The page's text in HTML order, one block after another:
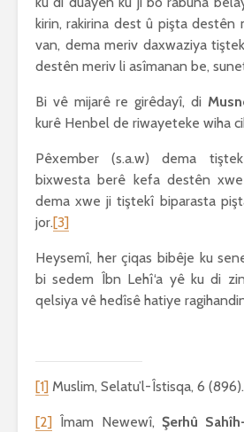
kirin, rakirina dest û pişta destên
van, dema meriv daxwaziya
destên meriv li asîmanan be,
Bi vê mijarê re girêdayî, di
kurê Henbel de riwayeteke wiha
Pêxember (s.a.w) dema
bixwesta berê kefa destên
dema xwe ji tiştekî biparasta
jor.[3]
Heysemî, her çiqas bibêje ku
bi sedem Îbn Lehî‘a yê ku di
qelsiya vê hedîsê hatiye
[1] Muslim, Selatu’l-Îstisqa, 6 (896).
[2] Îmam Newewî, Şerhû